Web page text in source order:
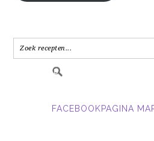
in.....
FACEBOOKPAGINA